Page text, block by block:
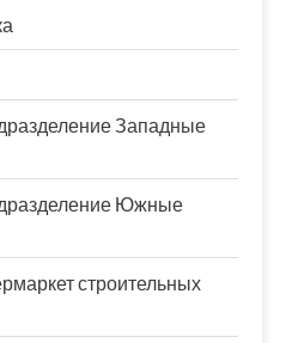
Западные
Южные
строительных